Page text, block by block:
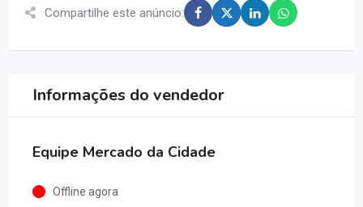
Compartilhe este anúncio:
Informações do vendedor
Equipe Mercado da Cidade
Offline agora